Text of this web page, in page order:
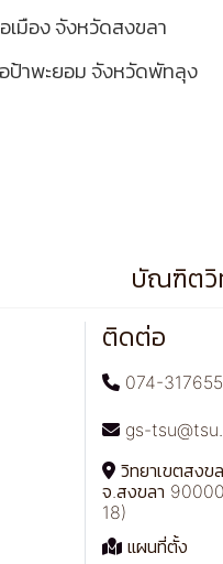
เมือง จังหวัดสงขลา
ป้าพะยอม จังหวัดพัทลุง
บัณฑิตวิ
ติดต่อ
074-317655
gs-
วิทยาเขตสงข
จ.สงขลา
18)
แผนที่ตั้ง